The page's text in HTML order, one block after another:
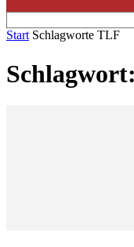
Start Schlagworte TLF